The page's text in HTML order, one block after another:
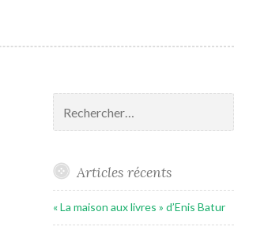
Articles récents
« La maison aux livres » d’Enis Batur